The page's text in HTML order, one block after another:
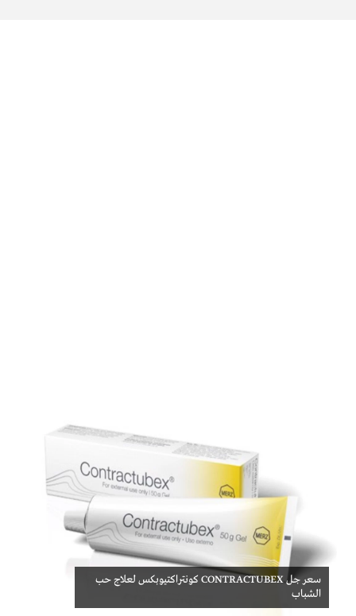
سعر جل CONTRACTUBEX كونتراكتيوبكس لعلاج حب
الشباب